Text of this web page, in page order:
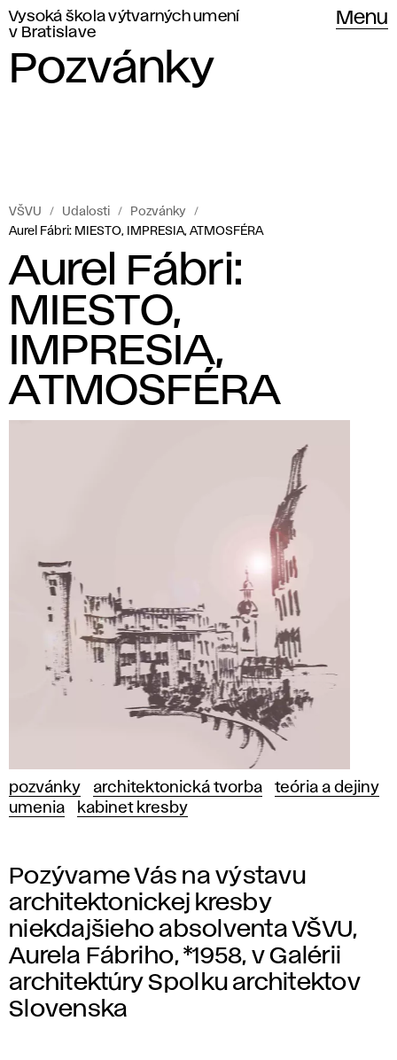
Vysoká škola výtvarných umení
v Bratislave
Menu
Pozvánky
VŠVU Udalosti
Pozvánky
Aurel Fábri: MIESTO, IMPRESIA, ATMOSFÉRA
Aurel Fábri:
MIESTO,
IMPRESIA,
ATMOSFÉRA
pozvánky architektonická tvorba
teória a dejiny
umenia
kabinet kresby
Pozývame Vás na výstavu
architektonickej kresby
niekdajšieho absolventa VŠVU,
Aurela Fábriho, *1958, v Galérii
architektúry Spolku architektov
Slovenska